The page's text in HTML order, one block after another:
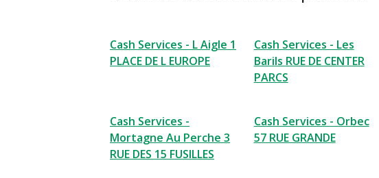
Cash Services - L Aigle 1
PLACE DE L EUROPE
Cash Services - Les
Barils RUE DE CENTER
PARCS
Cash Services -
Mortagne Au Perche 3
RUE DES 15 FUSILLES
Cash Services - Orbec
57 RUE GRANDE